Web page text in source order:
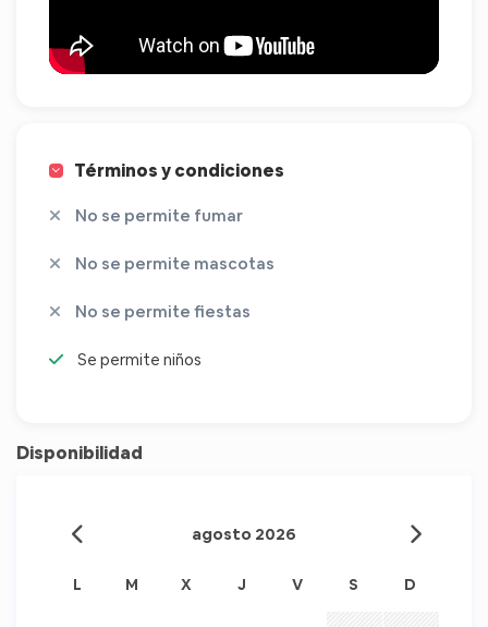
Términos y condiciones
No se permite fumar
No se permite mascotas
No se permite fiestas
Se permite niños
Disponibilidad
agosto 2026
L M X J V S D